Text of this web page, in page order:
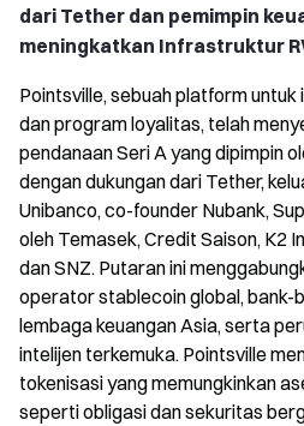
dari Tether dan pemimpin
meningkatkan Infrastruktur
Pointsville, sebuah platform
dan program loyalitas, telah
pendanaan Seri A yang dipimpin
dengan dukungan dari Tether,
Unibanco, co-founder Nubank,
oleh Temasek, Credit Saison, K2
dan SNZ. Putaran ini
operator stablecoin global, bank-
lembaga keuangan Asia, serta
intelijen terkemuka. Pointsville
tokenisasi yang memungkinkan
seperti obligasi dan sekuritas